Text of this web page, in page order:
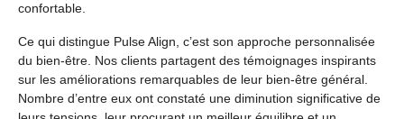
confortable.
Ce qui distingue Pulse Align, c’est son approche personnalisée
du bien-être. Nos clients partagent des témoignages inspirants
sur les améliorations remarquables de leur bien-être général.
Nombre d’entre eux ont constaté une diminution significative de